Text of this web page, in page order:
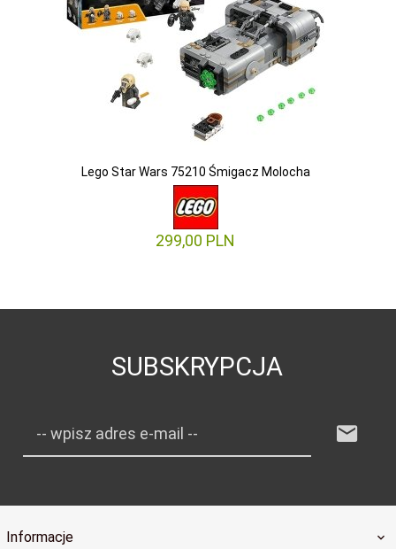
Lego Star Wars 75210 Śmigacz Molocha
299,00 PLN
SUBSKRYPCJA
-- wpisz adres e-mail --
Informacje